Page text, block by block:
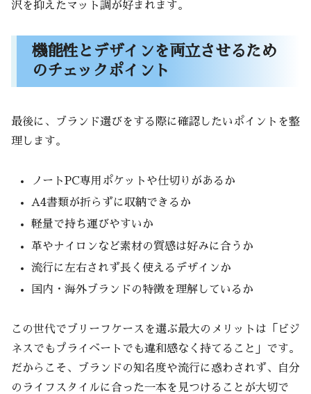
沢を抑えたマット調が好まれます。
機能性とデザインを両立させるため
のチェックポイント
最後に、ブランド選びをする際に確認したいポイントを整
理します。
ノートPC専用ポケットや仕切りがあるか
A4書類が折らずに収納できるか
軽量で持ち運びやすいか
革やナイロンなど素材の質感は好みに合うか
流行に左右されず長く使えるデザインか
国内・海外ブランドの特徴を理解しているか
この世代でブリーフケースを選ぶ最大のメリットは「ビジ
ネスでもプライベートでも違和感なく持てること」です。
だからこそ、ブランドの知名度や流行に惑わされず、自分
のライフスタイルに合った一本を見つけることが大切で